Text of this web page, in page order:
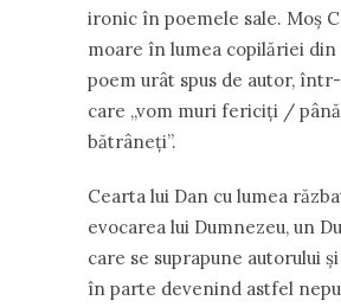
ironic în poemele sale. Moş
moare în lumea copilăriei din
poem urât spus de autor,
care „vom muri fericiţi /
bătrâneţi”.
Cearta lui Dan cu lumea
evocarea lui Dumnezeu, un
care se suprapune autorului
în parte devenind astfel